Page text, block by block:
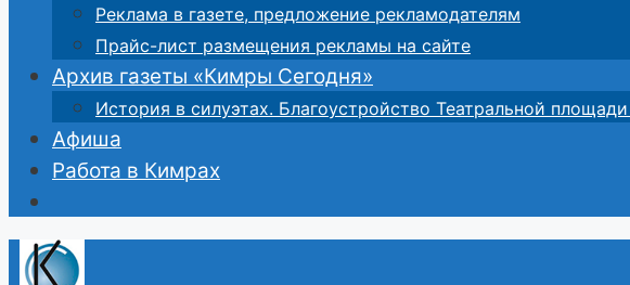
Реклама в газете, предложение рекламодателям
Прайс-лист размещения рекламы на сайте
Архив газеты «Кимры Сегодня»
История в силуэтах. Благоустройство Театральной
Афиша
Работа в Кимрах